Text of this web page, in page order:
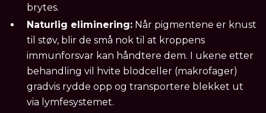
brytes.
Naturlig eliminering: Når pigmentene er knust
til støv, blir de små nok til at kroppens
immunforsvar kan håndtere dem. I ukene etter
behandling vil hvite blodceller (makrofager)
gradvis rydde opp og transportere blekket ut
via lymfesystemet.